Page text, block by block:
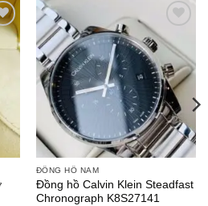
ĐỒNG HỒ NAM
Đồng hồ Calvin Klein Steadfast
Chronograph K8S27141